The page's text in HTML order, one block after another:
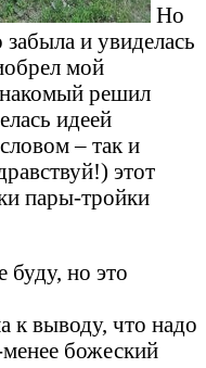
Но
и увиделась
мой
решил
идеей
– так и
этот
пары-тройки
буду, но это
к выводу, что надо
менее божеский